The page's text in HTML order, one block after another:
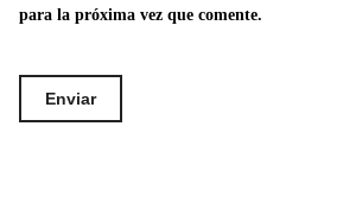
para la próxima vez que comente.